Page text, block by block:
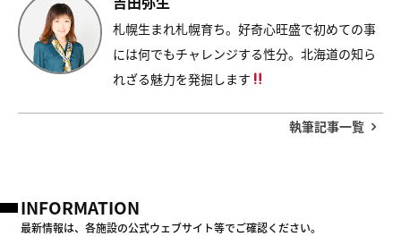
札幌生まれ札幌育ち。好奇心旺盛で初めての事
には何でもチャレンジする性分。北海道の知ら
れざる魅力を発掘します
執筆記事一覧
INFORMATION
最新情報は、各施設の公式ウェブサイト等でご確認ください。